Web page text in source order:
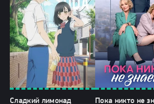
Сладкий лимонад